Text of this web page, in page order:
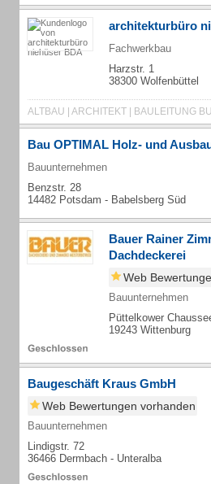
architekturbüro
Fachwerkbau
Harzstr. 1
38300 Wolfenbüttel
Bau OPTIMAL Holz- und
Bauunternehmen
Benzstr. 28
14482 Potsdam - Babelsberg Süd
Bauer Rainer
Dachdeckerei
Web
Bauunternehmen
Püttelkower
19243 Wittenburg
Baugeschäft Kraus GmbH
Web Bewertungen vorhanden
Bauunternehmen
Lindigstr. 72
36466 Dermbach - Unteralba